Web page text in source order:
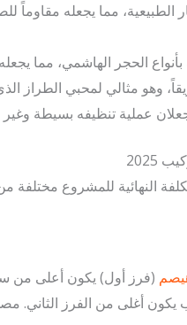
الطبيعية، مما يجعله
بأنواع الحجر الهاشمي، مما
وهو مثالي لمحبي الطراز
عملية تنظيفه بسيطة
النهائية للمشروع مختلفة
(فرز أول) يكون أعلى من
يكون أغلى من الفرز